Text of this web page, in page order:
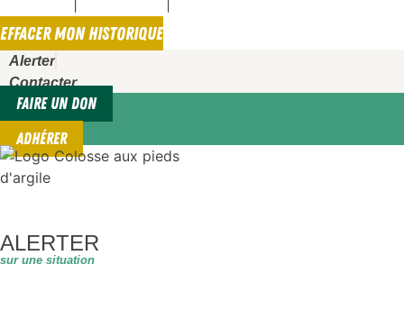
EFFACER MON HISTORIQUE
Alerter
Contacter
FAIRE UN DON
ADHÉRER
ALERTER
sur une situation